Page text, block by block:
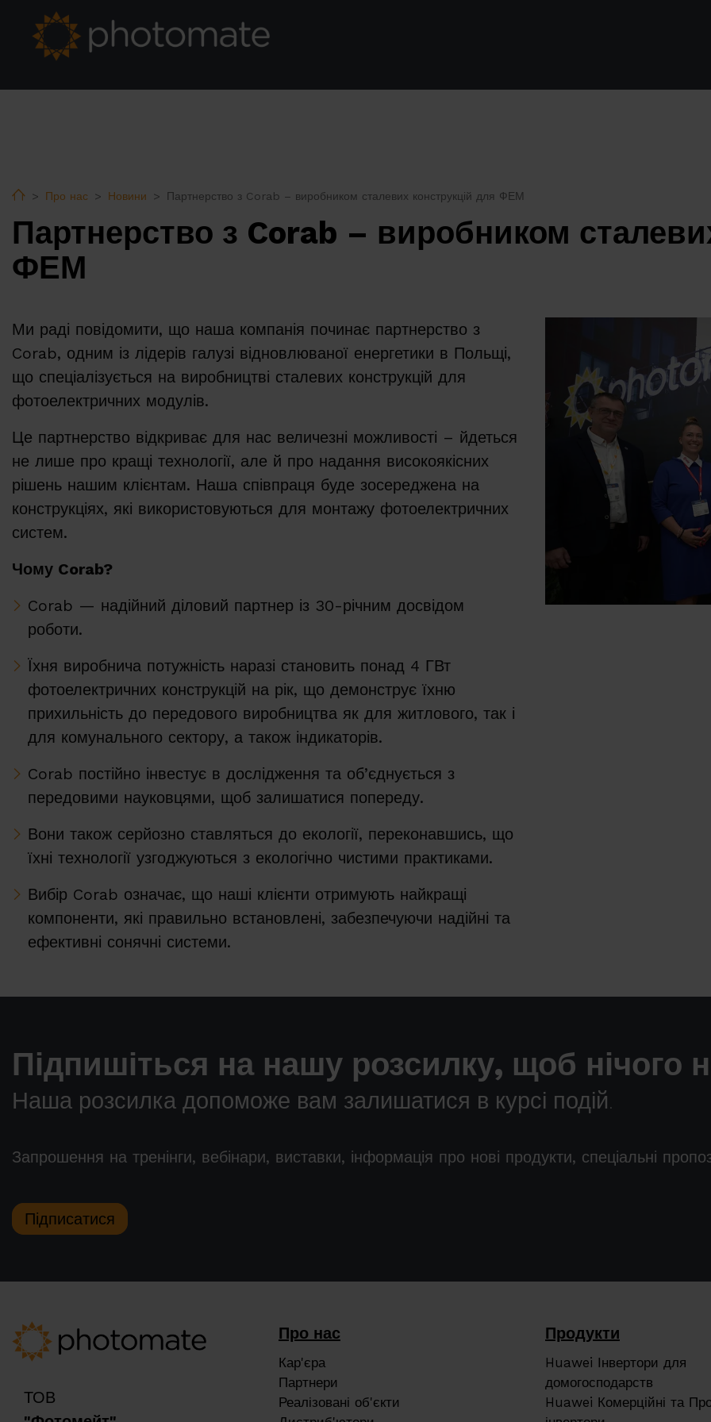
HomeПро нас Новини Партнерство з Corab – виробником сталевих конструкцій для ФЕМ
Партнерство з Corab – виробником
ФЕМ
Ми раді повідомити, що наша компанія починає партнерство з
Corab, одним із лідерів галузі відновлюваної енергетики в Польщі,
що спеціалізується на виробництві сталевих конструкцій для
фотоелектричних модулів.
Це партнерство відкриває для нас величезні можливості – йдеться
не лише про кращі технології, але й про надання високоякісних
рішень нашим клієнтам. Наша співпраця буде зосереджена на
конструкціях, які використовуються для монтажу фотоелектричних
систем.
Чому Corab?
Corab — надійний діловий партнер із 30-річним досвідом
роботи.
Їхня виробнича потужність наразі становить понад 4 ГВт
фотоелектричних конструкцій на рік, що демонструє їхню
прихильність до передового виробництва як для житлового, так і
для комунального сектору, а також індикаторів.
Corab постійно інвестує в дослідження та об’єднується з
передовими науковцями, щоб залишатися попереду.
Вони також серйозно ставляться до екології, переконавшись, що
їхні технології узгоджуються з екологічно чистими практиками.
Вибір Corab означає, що наші клієнти отримують найкращі
компоненти, які правильно встановлені, забезпечуючи надійні та
ефективні сонячні системи.
Підпишіться на нашу розсилку, щоб нічого
Наша розсилка допоможе вам залишатися в курсі подій.
Запрошення на тренінги, вебінари, виставки, інформація про нові продукти, спеціальні
Підписатися
ТОВ
Про нас
Кар'єра
Партнери
Реалізовані об'єкти
Продукти
Huawei Інвертори для
домогосподарств
Huawei Комерційні та